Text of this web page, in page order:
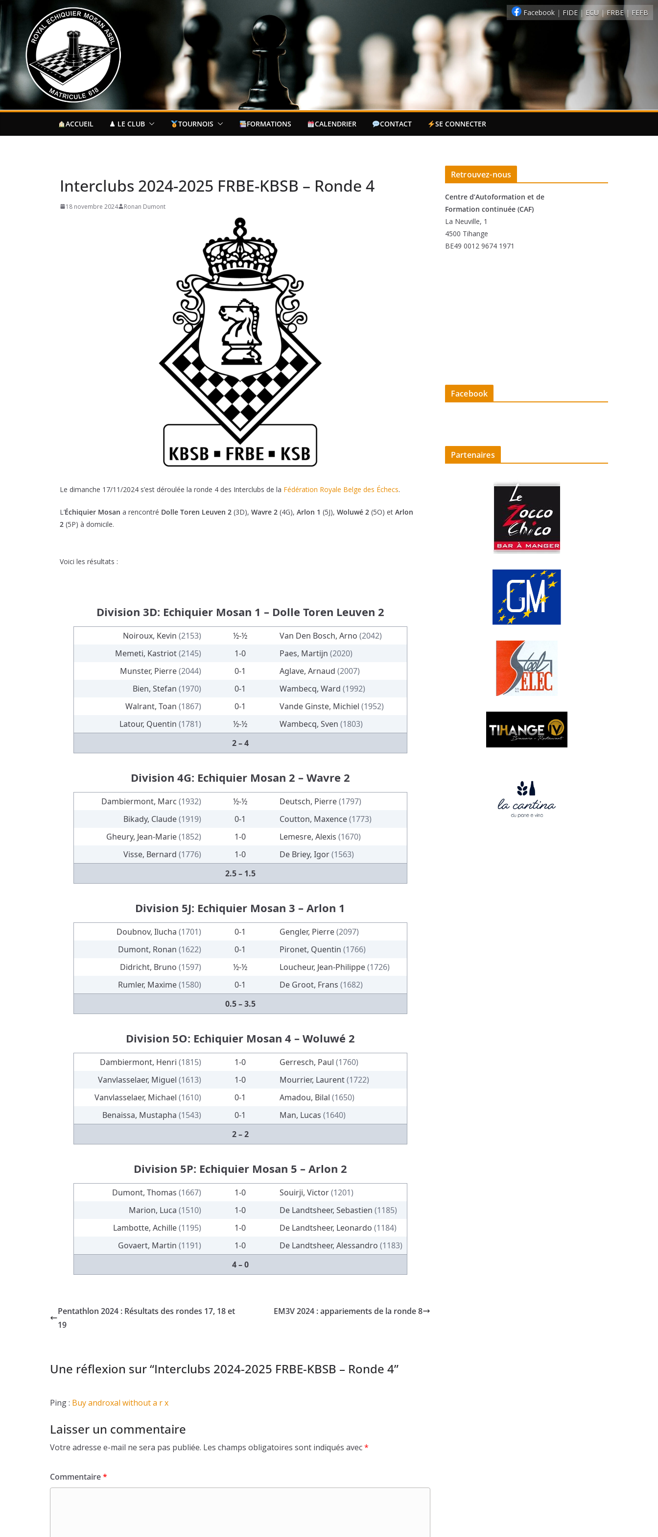
Passer
au
contenu
ACCUEIL ♟ LE CLUB TOURNOIS FORMATIONS CALENDRIER CONTACT SE CONNECTER
Interclubs 2024-2025 FRBE-KBSB – Ronde 4
18 novembre 2024 Ronan Dumont
Le dimanche 17/11/2024 s’est déroulée la ronde 4 des Interclubs de la Fédération Royale Belge des Échecs.
L’Échiquier Mosan a rencontré Dolle Toren Leuven 2 (3D), Wavre 2 (4G), Arlon 1 (5J), Woluwé 2 (5O) et Arlon
2 (5P) à domicile.
Voici les résultats :
Division 3D: Echiquier Mosan 1 – Dolle Toren Leuven 2
Noiroux, Kevin (2153) ½-½ Van Den Bosch, Arno (2042)
Memeti, Kastriot(2145) 1-0 Paes, Martijn (2020)
Munster, Pierre(2044) 0-1 Aglave, Arnaud (2007)
Bien, Stefan (1970) 0-1 Wambecq, Ward (1992)
Walrant, Toan (1867) 0-1 Vande Ginste, Michiel (1952)
Latour, Quentin (1781) ½-½ Wambecq, Sven (1803)
2 – 4
Division 4G: Echiquier Mosan 2 – Wavre 2
Dambiermont, Marc (1932) ½-½ Deutsch, Pierre(1797)
Bikady, Claude(1919) 0-1 Coutton, Maxence(1773)
Gheury, Jean-Marie(1852) 1-0 Lemesre, Alexis (1670)
Visse, Bernard (1776) 1-0 De Briey, Igor(1563)
2.5 – 1.5
Division 5J: Echiquier Mosan 3 – Arlon 1
Doubnov, Ilucha (1701) 0-1 Gengler, Pierre(2097)
Dumont, Ronan (1622) 0-1 Pironet, Quentin (1766)
Didricht, Bruno (1597) ½-½ Loucheur, Jean-Philippe(1726)
Rumler, Maxime(1580) 0-1 De Groot, Frans (1682)
0.5 – 3.5
Division 5O: Echiquier Mosan 4 – Woluwé 2
Dambiermont, Henri (1815) 1-0 Gerresch, Paul (1760)
Vanvlasselaer, Miguel (1613) 1-0 Mourrier, Laurent(1722)
Vanvlasselaer, Michael (1610) 0-1 Amadou, Bilal (1650)
Benaissa, Mustapha (1543) 0-1 Man, Lucas (1640)
2 – 2
Division 5P: Echiquier Mosan 5 – Arlon 2
Dumont, Thomas (1667) 1-0 Souirji, Victor(1201)
Marion, Luca (1510) 1-0 De Landtsheer, Sebastien (1185)
Lambotte, Achille(1195) 1-0 De Landtsheer, Leonardo (1184)
Govaert, Martin (1191) 1-0 De Landtsheer, Alessandro (1183)
4 – 0
Pentathlon 2024 : Résultats des rondes 17, 18 et
19
EM3V 2024 : appariements de la ronde 8
Une réflexion sur “Interclubs 2024-2025 FRBE-KBSB – Ronde 4”
Ping : Buy androxal without a r x
Laisser un commentaire
Votre adresse e-mail ne sera pas publiée. Les champs obligatoires sont indiqués avec*
Commentaire*
Retrouvez-nous
Centre d’Autoformation et de
Formation continuée (CAF)
La Neuville, 1
4500 Tihange
BE49 0012 9674 1971
Facebook
Facebook | FIDE | ECU | FRBE | FEFB
Partenaires